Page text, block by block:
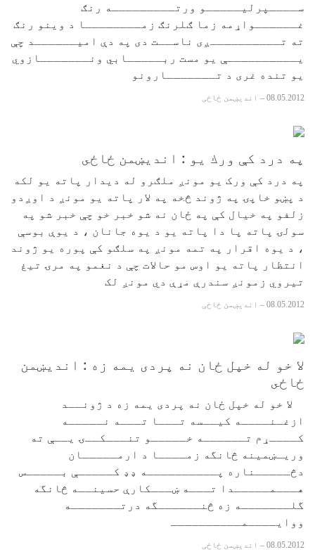
ســــپرليـــــو ورتـــــــــه رنګ
غــــــواړمه زما ګلرنګ زمــــــــا د وينو رنګ
ته تــــــــــږى ناســت دى په دې اميــــــد چې
يــــــــــې يو مست ربـــــابي ونـــــــازوي
يو تنده غرى د تـــــــارونو
08.05.2012
– اندیښمن ځاځی
په درد كې ورك يو : انديښمن ځاځى
په درد کې ورک يو مونږ ملګرو له ديدار پاته يو لکه
د پښو خاپۍ په ژوند څخه په لار پاته يو مونږ د اوږدو
زلفو په خيال کې په ځان نه شو خبر خو چې خبر شو په
سولۍ پاته پا دا پاته يو د يوه جانان ، د يوې بوسې
، د يوه اقرار په تمه مونږ په سلګو کې پوره يو ژوند
انتظار پاته يو اوس مو حالات چې د نغمو په مرۍ تيغ
تيروي زمونږ سندرې مړې دي مونږ لک
08.05.2012
– اندیښمن ځاځی
لا خو له خپل ځان نه پردى يمه زه : انديښمن
ځاځى
لا خو له خپل ځان نه پردى يمه زه د ژونــد
ازغـنــــه كيــسه تـــا تـــه نـــــه
كــــړم تــــــه خـــــو تنـــكــۍ يــې ته
وريـښمينه څانگه زمــــا د ارمـــــان
دڅـــــناره پــــــــــه ډډ كـــــې بـــــس
هـــمـــــدا تـــه ښـــكارې حسينــه څانگه
گلـــــــه زه څنــــــگه درتـــــــه
ووايــــمــــــــــ
08.05.2012
– اندیښمن ځاځی